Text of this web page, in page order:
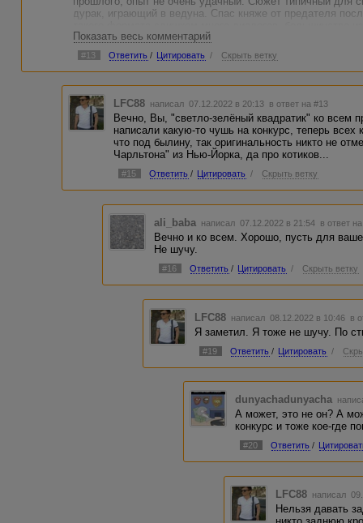
дурак, играющий в ведуна. Спас княже от предателя
образы.
Главный герой по речевым характеристикам почти
отличается. Весь креатив ушел на стилизацию. Главный
ныряет в свой мир как гений, то, выныривая, ведет себя
он тут же послушался). Характер не вписывается в
художественную тоже.
Основная идея, как показалась, касается личной
красной девицы. Но на эту идею работает только финал,
"Чертогами разума".
Автор-повествователь отстранен от своих героев. Он о
ощущается ни внутреннего отношения к ним, ни, как
индивидуального подхода. Что посол-предатель, что
О стилизации
Моделирование стиля под былинный эпос
читается с трудом. За словами не чувствуется времени
нормативно, почти без нарушения сочетаемости слов.
Художественное время трещит по швам: на такое
фантастика. Единственное, что улыбнуло, правда
Показать весь комментарий
#13 Ответить / Цитировать / Скрыть ветку
LFC88 написал 07.12.2022 в 20:13 в ответ на #13
Вечно, Вы, "светло-зелёный квадратик" ко всем
написали какую-то чушь на конкурс, теперь всех
что под былину, так оригинальность никто не
Чарльтона" из Нью-Йорка, да про котиков...
#15 Ответить / Цитировать / Скрыть ветку
ali_baba написал 07.12.2022 в 21:54 в ответ
Вечно и ко всем. Хорошо, пусть для
Не шучу.
#16 Ответить / Цитировать / Скрыть ветку
LFC88 написал 08.12.2022 в 10:46 в
Я заметил. Я тоже не шучу. По
#19 Ответить / Цитировать /
dunyachadunyacha
А может, это не он? А
конкурс и тоже кое-где
#20 Ответить /
LFC88 написал
Нельзя давать